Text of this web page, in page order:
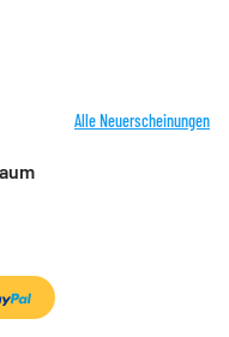
Alle Neuerscheinungen